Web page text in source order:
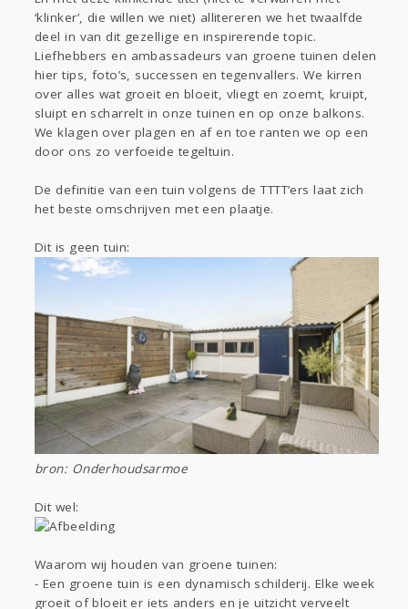
Gevraagd
Horen Doen
Lezen
‘klinker’, die willen we niet) allitereren we het twaalfde
deel in van dit gezellige en inspirerende topic.
Liefhebbers en ambassadeurs van groene tuinen delen
hier tips, foto’s, successen en tegenvallers. We kirren
over alles wat groeit en bloeit, vliegt en zoemt, kruipt,
sluipt en scharrelt in onze tuinen en op onze balkons.
We klagen over plagen en af en toe ranten we op een
door ons zo verfoeide tegeltuin.
De definitie van een tuin volgens de TTTT’ers laat zich
het beste omschrijven met een plaatje.
Dit is geen tuin:
bron: Onderhoudsarmoe
Dit wel:
Waarom wij houden van groene tuinen:
- Een groene tuin is een dynamisch schilderij. Elke week
groeit of bloeit er iets anders en je uitzicht verveelt